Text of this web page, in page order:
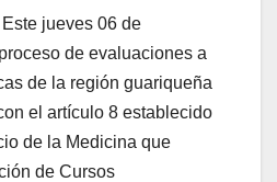
Este jueves 06 de
de evaluaciones a
de la región guariqueña
el artículo 8 establecido
de la Medicina que
de Cursos